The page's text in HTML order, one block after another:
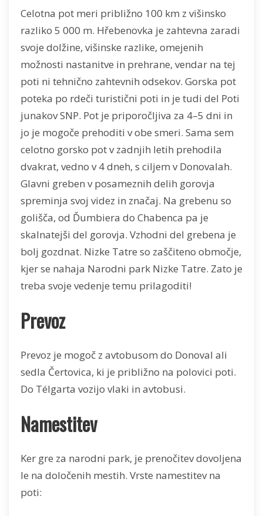
Celotna pot meri približno 100 km z višinsko
razliko 5 000 m. Hřebenovka je zahtevna zaradi
svoje dolžine, višinske razlike, omejenih
možnosti nastanitve in prehrane, vendar na tej
poti ni tehnično zahtevnih odsekov. Gorska pot
poteka po rdeči turistični poti in je tudi del Poti
junakov SNP. Pot je priporočljiva za 4–5 dni in
jo je mogoče prehoditi v obe smeri. Sama sem
celotno gorsko pot v zadnjih letih prehodila
dvakrat, vedno v 4 dneh, s ciljem v Donovalah.
Glavni greben v posameznih delih gorovja
spreminja svoj videz in značaj. Na grebenu so
golišča, od Ďumbiera do Chabenca pa je
skalnatejši del gorovja. Vzhodni del grebena je
bolj gozdnat. Nizke Tatre so zaščiteno območje,
kjer se nahaja Narodni park Nizke Tatre. Zato je
treba svoje vedenje temu prilagoditi!
Prevoz
Prevoz je mogoč z avtobusom do Donoval ali
sedla Čertovica, ki je približno na polovici poti.
Do Télgarta vozijo vlaki in avtobusi.
Namestitev
Ker gre za narodni park, je prenočitev dovoljena
le na določenih mestih. Vrste namestitev na
poti: